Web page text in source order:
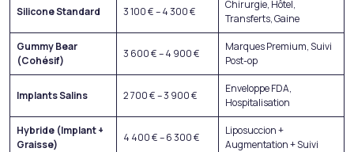
Silicone Standard 3 100 € – 4 300 €
Chirurgie, Hôtel,
Transferts, Gaine
Gummy Bear
(Cohésif)
3 600 € – 4 900 €
Marques Premium, Suivi
Post-op
Implants Salins 2 700 € – 3 900 €
Enveloppe FDA,
Hospitalisation
Hybride (Implant +
Graisse)
4 400 € – 6 300 €
Liposuccion +
Augmentation + Suivi